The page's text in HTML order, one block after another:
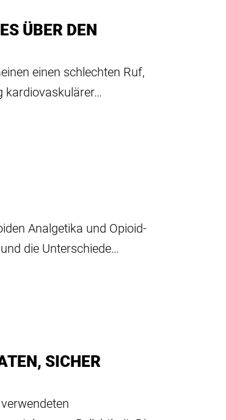
ÜBER DEN
einen schlechten Ruf,
kardiovaskulärer…
Analgetika und Opioid-
die Unterschiede…
SICHER